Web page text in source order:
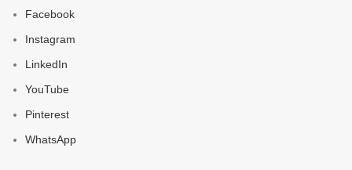
Facebook
Instagram
LinkedIn
YouTube
Pinterest
WhatsApp